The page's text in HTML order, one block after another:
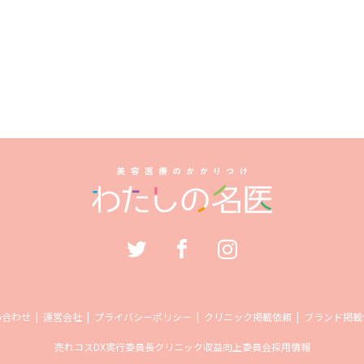
わせ 運営会社 プライバシーポリシー クリニック掲載依頼 ブランド掲
売れコスDX実行委員長クリニック収益向上委員会採用情報